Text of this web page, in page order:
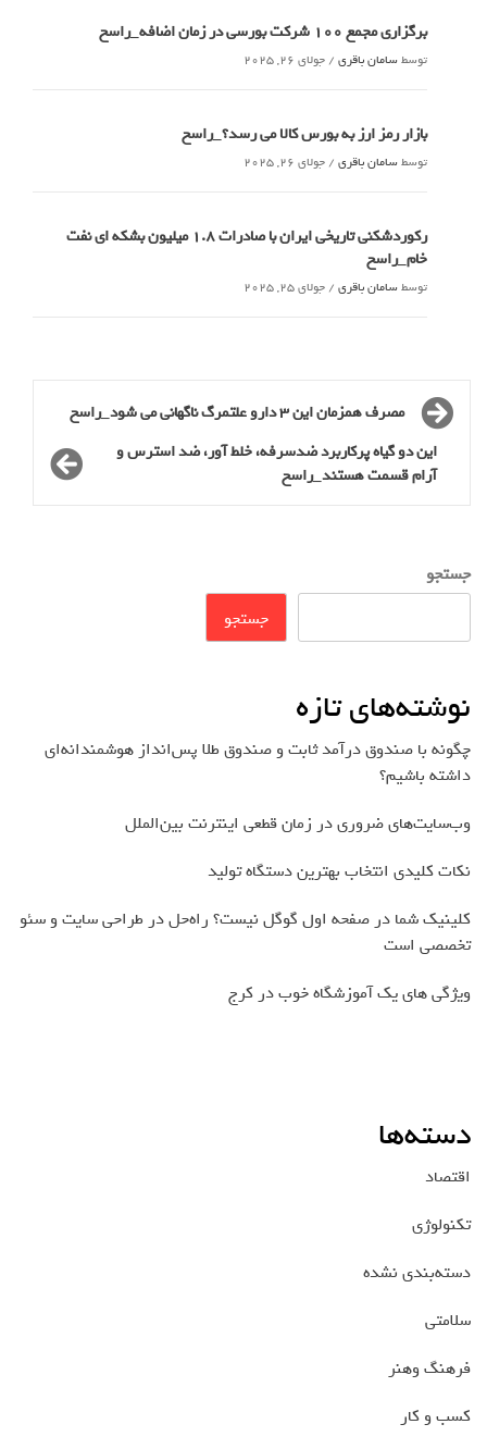
برگزاری مجمع 100 شرکت بورسی در زمان اضافه_راسخ
توسطسامان باقری / جولای 26, 2025
بازار رمز ارز به بورس کالا می رسد؟_راسخ
توسطسامان باقری / جولای 26, 2025
رکوردشکنی تاریخی ایران با صادرات 1.8 میلیون بشکه ای نفت
خام_راسخ
توسطسامان باقری / جولای 25, 2025
مصرف همزمان این 3 دارو علتمرگ ناگهانی می شود_راسخ
این دو گیاه پرکاربرد ضدسرفه، خلط آور، ضد استرس و
آرام قسمت هستند_راسخ
جستجو
جستجو
نوشته‌های تازه
چگونه با صندوق درآمد ثابت و صندوق طلا پس‌انداز هوشمندانه‌ای
داشته باشیم؟
وب‌سایت‌های ضروری در زمان قطعی اینترنت بین‌الملل
نکات کلیدی انتخاب بهترین دستگاه تولید
کلینیک شما در صفحه اول گوگل نیست؟ راه‌حل در طراحی سایت و سئو
تخصصی است
ویژگی های یک آموزشگاه خوب در کرج
دسته‌ها
اقتصاد
تکنولوژی
دسته‌بندی نشده
سلامتی
فرهنگ وهنر
کسب و کار